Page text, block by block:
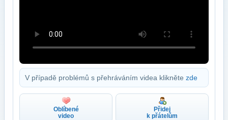
V případě problémů s přehráváním videa klikněte zde
Oblíbené
video
Přidej
k přátelům